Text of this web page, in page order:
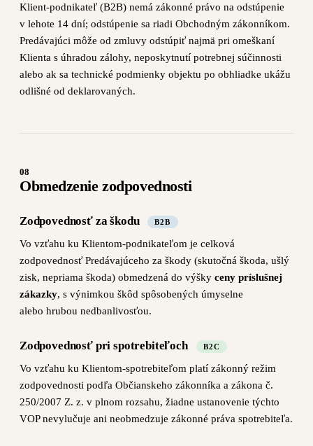
Klient-podnikateľ (B2B) nemá zákonné právo na odstúpenie
v lehote 14 dní; odstúpenie sa riadi Obchodným zákonníkom.
Predávajúci môže od zmluvy odstúpiť najmä pri omeškaní
Klienta s úhradou zálohy, neposkytnutí potrebnej súčinnosti
alebo ak sa technické podmienky objektu po obhliadke ukážu
odlišné od deklarovaných.
08
Obmedzenie zodpovednosti
Zodpovednosť za škodu B2B
Vo vzťahu ku Klientom-podnikateľom je celková
zodpovednosť Predávajúceho za škody (skutočná škoda, ušlý
zisk, nepriama škoda) obmedzená do výšky ceny príslušnej
zákazky, s výnimkou škôd spôsobených úmyselne
alebo hrubou nedbanlivosťou.
Zodpovednosť pri spotrebiteľoch B2C
Vo vzťahu ku Klientom-spotrebiteľom platí zákonný režim
zodpovednosti podľa Občianskeho zákonníka a zákona č.
250/2007 Z. z. v plnom rozsahu, žiadne ustanovenie týchto
VOP nevylučuje ani neobmedzuje zákonné práva spotrebiteľa.